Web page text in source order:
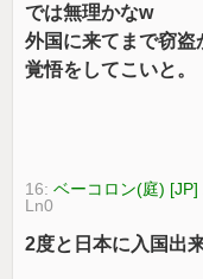
では無理かなw
外国に来てまで窃
覚悟をしてこいと。
16:ベーコロン(庭) [JP]
Ln0
2度と日本に入国出